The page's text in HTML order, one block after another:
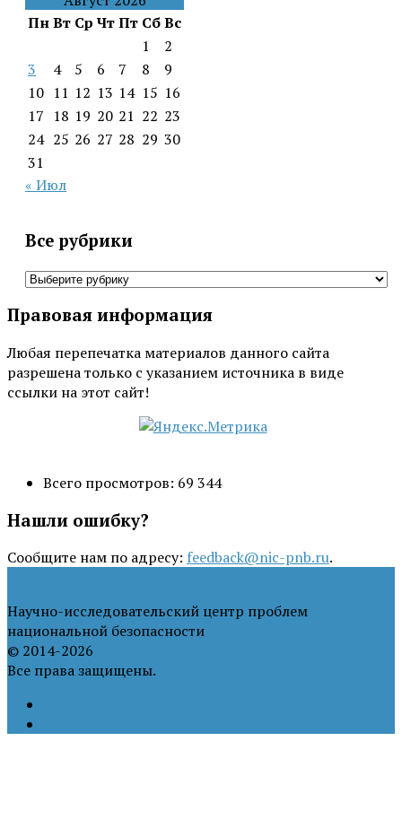
ПнВт Ср ЧтПт СбВс
1
2
3
4 5 6 7 8
9
10 11 12 13 14 15 16
17 18 19 20 21 22 23
24 25 26 27 28 29 30
31
« Июл
Все рубрики
Все
Правовая информация
Любая перепечатка материалов данного сайта
разрешена только с указанием источника в виде
ссылки на этот сайт!
Всего просмотров: 69 344
Нашли ошибку?
Сообщите нам по адресу: feedback@nic-pnb.ru.
Научно-исследовательский центр проблем
национальной безопасности
© 2014-2026
Все права защищены.